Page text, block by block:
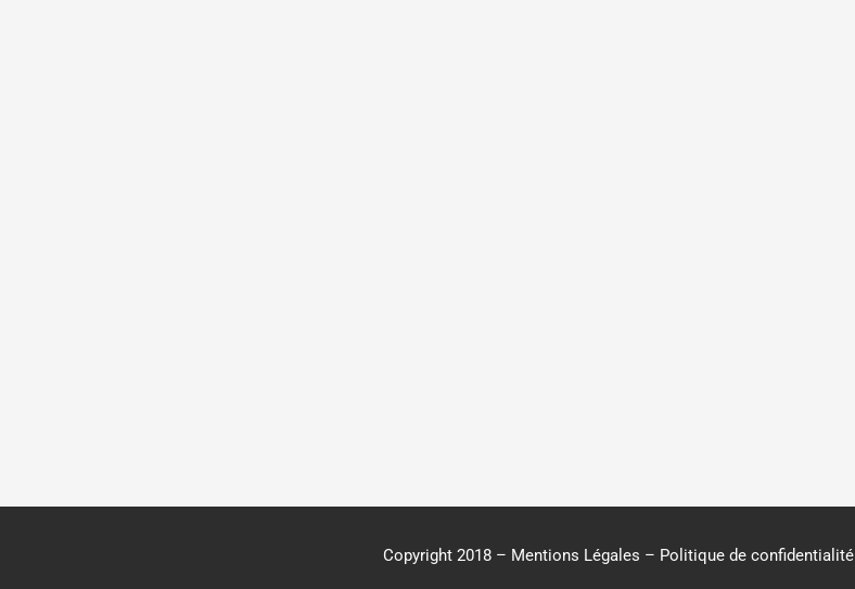
Copyright 2018 – Mentions Légales – Politique de confidentialité